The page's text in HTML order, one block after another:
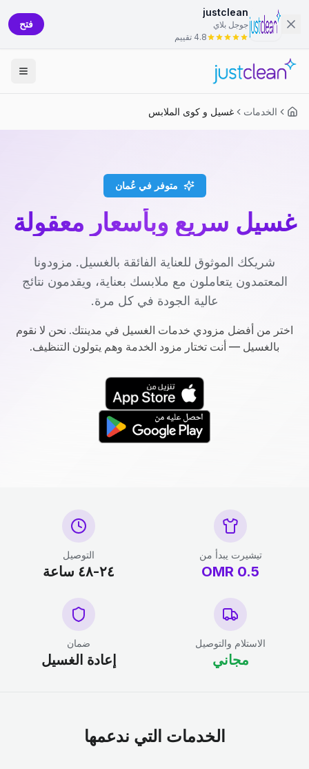
justclean
جوجل بلاي
4.8 تقييم
فتح
الخدمات غسيل و كوى الملابس
متوفر في عُمان
غسيل سريع وبأسعار معقولة
شريكك الموثوق للعناية الفائقة بالغسيل. مزودونا
المعتمدون يتعاملون مع ملابسك بعناية، ويقدمون نتائج
عالية الجودة في كل مرة.
اختر من أفضل مزودي خدمات الغسيل في مدينتك. نحن لا نقوم
بالغسيل — أنت تختار مزود الخدمة وهم يتولون التنظيف.
تيشيرت يبدأ من
0.5
OMR
التوصيل
٢٤-٤٨ ساعة
الاستلام والتوصيل
مجاني
ضمان
إعادة الغسيل
الخدمات التي ندعمها